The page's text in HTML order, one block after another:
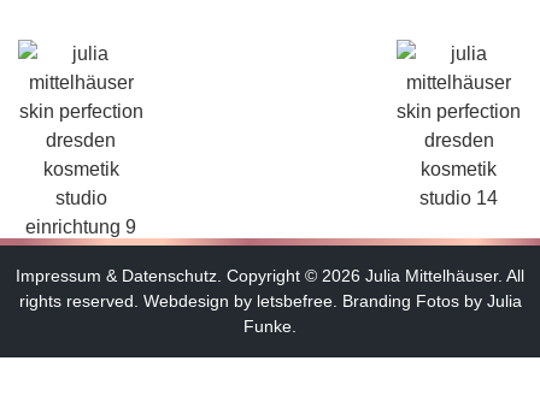
Impressum & Datenschutz. Copyright © 2026 Julia Mittelhäuser. All
rights reserved. Webdesign by letsbefree. Branding Fotos by Julia
Funke.